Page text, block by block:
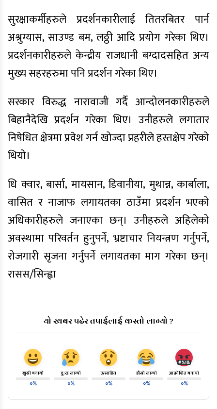
सुरक्षाकर्मीहरुले प्रदर्शनकारीलाई तितरबितर पार्न
अश्रुग्यास, साउण्ड बम, लठ्ठी आदि प्रयोग गरेका थिए।
प्रदर्शनकारीहरुले केन्द्रीय राजधानी बग्दादसहित अन्य
मुख्य सहरहरुमा पनि प्रदर्शन गरेका थिए।
सरकार विरुद्ध नारावाजी गर्दै आन्दोलनकारीहरुले
बिहानैदेखि प्रदर्शन गरेका थिए। उनीहरुले लगातार
निषेधित क्षेत्रमा प्रवेश गर्न खोज्दा प्रहरीले हस्तक्षेप गरेको
थियो।
धि क्वार, बार्सा, मायसान, डिवानीया, मुथान्न, कार्बाला,
वासित र नाजाफ लगायतका ठाउँमा प्रदर्शन भएको
अधिकारीहरुले जनाएका छन्। उनीहरुले अहिलेको
अवस्थामा परिवर्तन हुनुपर्ने, भ्रष्टाचार नियन्त्रण गर्नुपर्ने,
रोजगारी सृजना गर्नुपर्ने लगायतका माग गरेका छन्।
रासस/सिन्ह्वा
यो खबर पढेर तपाईलाई कस्तो लाग्यो ?
खुसी बनायो
०%
दु:ख लाग्यो
०%
उत्साहित
०%
हाँसो लाग्यो
०%
आक्रोशित बनायो
०%